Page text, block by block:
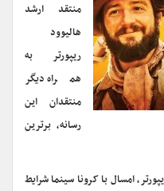
منتقد ارشد
هالیوود
ریپورتر به
همراه دیگر
منتقدان این
رسانه، برترین
امسال با کرونا سینما شرایط